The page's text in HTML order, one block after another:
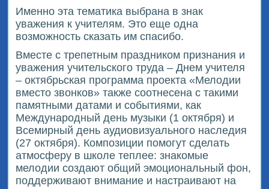
Именно эта тематика выбрана в знак
уважения к учителям. Это еще одна
возможность сказать им спасибо.
Вместе с трепетным праздником признания и
уважения учительского труда – Днем учителя
– октябрьская программа проекта «Мелодии
вместо звонков» также соотнесена с такими
памятными датами и событиями, как
Международный день музыки (1 октября) и
Всемирный день аудиовизуального наследия
(27 октября). Композиции помогут сделать
атмосферу в школе теплее: знакомые
мелодии создают общий эмоциональный фон,
поддерживают внимание и настраивают на